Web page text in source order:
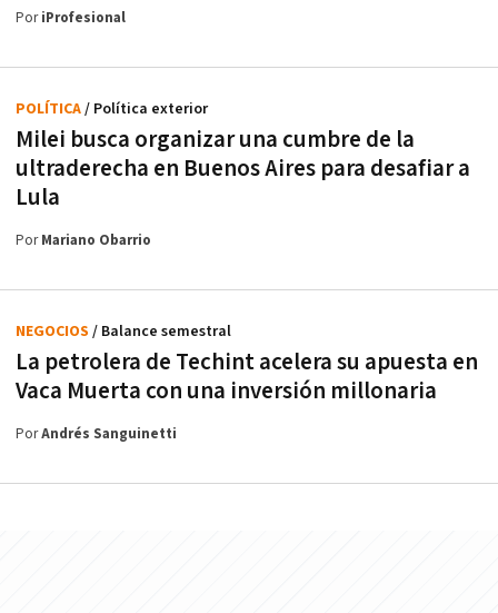
PoriProfesional
Milei busca organizar una cumbre de la
ultraderecha en Buenos Aires para desafiar a
Lula
POLÍTICA/ Política exterior
PorMariano Obarrio
La petrolera de Techint acelera su apuesta en
Vaca Muerta con una inversión millonaria
NEGOCIOS / Balance semestral
PorAndrés Sanguinetti